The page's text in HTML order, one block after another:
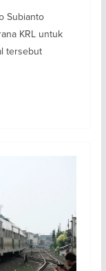
Subianto
KRL untuk
tersebut